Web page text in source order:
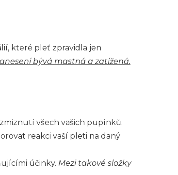
které pleť zpravidla jen
bývá mastná a zatížená.
všech vašich pupínků.
reakci vaší pleti na daný
účinky. Mezi takové složky